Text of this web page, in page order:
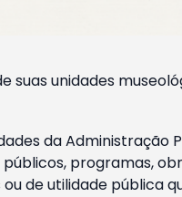
suas unidades
da Administração
programas,
de utilidade pública